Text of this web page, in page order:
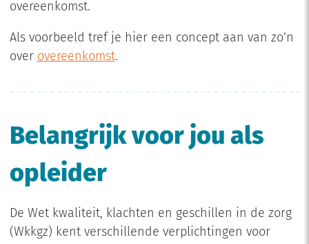
overeenkomst.
Als voorbeeld tref je hier een concept aan van zo’n
over overeenkomst.
Belangrijk voor jou als
opleider
De Wet kwaliteit, klachten en geschillen in de zorg
(Wkkgz) kent verschillende verplichtingen voor